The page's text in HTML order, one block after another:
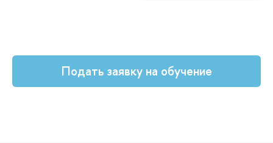
Подать заявку на обучение